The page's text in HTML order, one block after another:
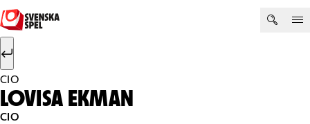
Hoppa till innehåll
Sök efter:
CIO
LOVISA EKMAN
CIO